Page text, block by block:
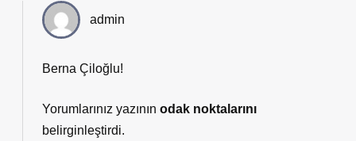
admin
Berna Çiloğlu!
Yorumlarınız yazının odak noktalarını
belirginleştirdi.